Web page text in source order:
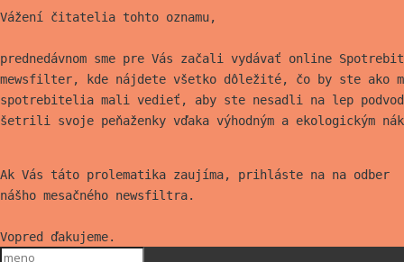
Vážení čitatelia tohto oznamu,
prednedávnom sme pre Vás začali vydávať online
mewsfilter, kde nájdete všetko dôležité, čo by ste ako
spotrebitelia mali vedieť, aby ste nesadli na lep
šetrili svoje peňaženky vďaka výhodným a ekologickým
Ak Vás táto prolematika zaujíma, prihláste na na odber
nášho mesačného newsfiltra.
Vopred ďakujeme.